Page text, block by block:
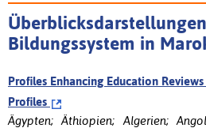
Bildungssystem in
Profiles Enhancing Education
Profiles
Ägypten; Äthiopien; Algerien;